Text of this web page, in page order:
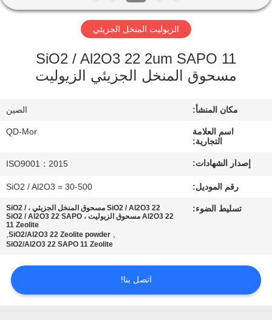
جولة
المعمل
جودة
اتصل
أخبار
خريطة
الزيوليت المنخل الجزيئي
SiO2 / Al2O3 22 2um SAPO 11
مسحوق المنخل الجزيئي الزيوليت
مكان المنشأ: الصين
اسم العلامة
التجارية:
QD-Mor
إصدار الشهادات: ISO9001：2015
رقم الموديل: SiO2 / Al2O3 = 30-500
تسليط الضوء:
SiO2 / Al2O3 22 مسحوق المنخل الجزيئي ، SiO2 /
Al2O3 22 مسحوق الزيوليت ، SiO2 / Al2O3 22 SAPO
11 Zeolite
,
SiO2/Al2O3 22 Zeolite powder
,
SiO2/Al2O3 22 SAPO 11 Zeolite
اتصل بنا!